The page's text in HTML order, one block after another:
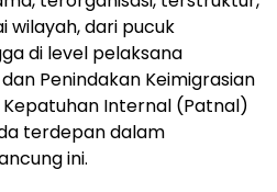
wilayah, dari pucuk
di level pelaksana
Penindakan Keimigrasian
Internal (Patnal)
terdepan dalam
ini.